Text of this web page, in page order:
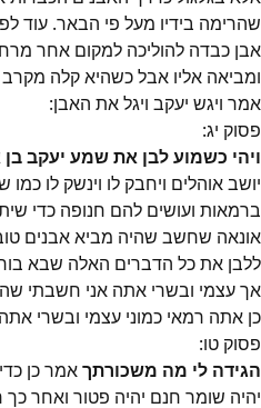
שהרימה בידיו מעל פי הבאר. עוד
אבן כבדה להוליכה למקום אחר
ומביאה אליו אבל כשהיא קלה מקרב
אמר ויגש יעקב ויגל את האבן:
פסוק יג:
ויהי כשמוע לבן את שמע יעקב בן
יושב אוהלים ויחבק לו וינשק לו
ברמאות ועושים להם חנופה כדי
אונאה שחשב שהיה מביא אבנים
ללבן את כל הדברים האלה שבא
אך עצמי ובשרי אתה אני חשבתי
כן אתה רמאי כמוני עצמי ובשרי אתה
פסוק טו:
הגידה לי מה משכורתךאמר כן
יהיה שומר חנם יהיה פטור ואחר